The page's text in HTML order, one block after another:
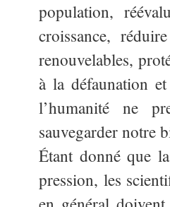
population,
croissance,
renouvelables,
à la défaunation et
l’humanité ne
sauvegarder notre
Étant donné que
pression, les